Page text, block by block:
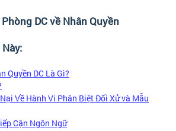
DC về Nhân Quyền
Quyền DC Là Gì?
Về Hành Vi Phân Biệt Đối Xử và Mẫu
Cận Ngôn Ngữ